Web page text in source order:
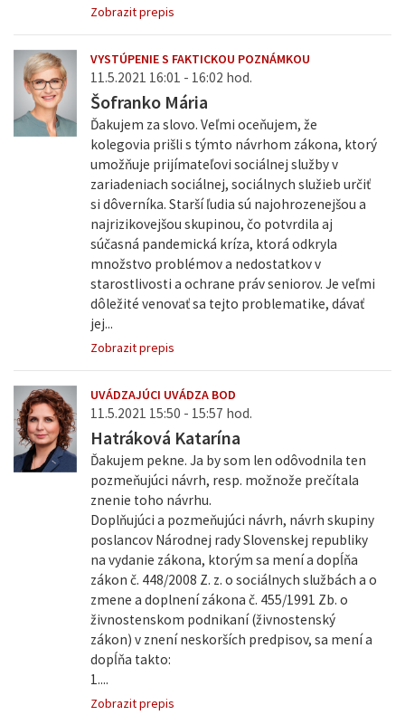
Zobrazit prepis
VYSTÚPENIE S FAKTICKOU POZNÁMKOU
11.5.2021 16:01 - 16:02 hod.
Šofranko Mária
Ďakujem za slovo. Veľmi oceňujem, že
kolegovia prišli s týmto návrhom zákona, ktorý
umožňuje prijímateľovi sociálnej služby v
zariadeniach sociálnej, sociálnych služieb určiť
si dôverníka. Starší ľudia sú najohrozenejšou a
najrizikovejšou skupinou, čo potvrdila aj
súčasná pandemická kríza, ktorá odkryla
množstvo problémov a nedostatkov v
starostlivosti a ochrane práv seniorov. Je veľmi
dôležité venovať sa tejto problematike, dávať
jej...
Zobrazit prepis
UVÁDZAJÚCI UVÁDZA BOD
11.5.2021 15:50 - 15:57 hod.
Hatráková Katarína
Ďakujem pekne. Ja by som len odôvodnila ten
pozmeňujúci návrh, resp. možnože prečítala
znenie toho návrhu.
Doplňujúci a pozmeňujúci návrh, návrh skupiny
poslancov Národnej rady Slovenskej republiky
na vydanie zákona, ktorým sa mení a dopĺňa
zákon č. 448/2008 Z. z. o sociálnych službách a o
zmene a doplnení zákona č. 455/1991 Zb. o
živnostenskom podnikaní (živnostenský
zákon) v znení neskorších predpisov, sa mení a
dopĺňa takto:
1....
Zobrazit prepis